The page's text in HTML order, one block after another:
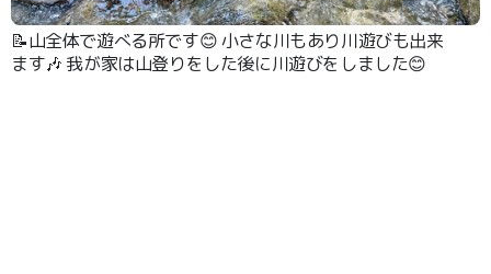
📝山全体で遊べる所です😊 小さな川もあり川遊びも出来
ます🎶 我が家は山登りをした後に川遊びをしました😊